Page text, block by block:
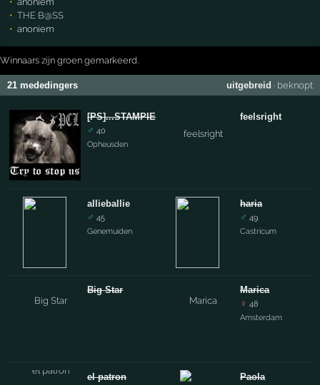
THE B@SS
anoniem
Winnaars zijn groen gemarkeerd.
21 mededingers uitgebreid · beknopt
[PS]...STAMPIE
♂ 40
Opheusden
allieballie
♂ 45
Genemuiden
Big Star
el patron
feelsright
haria
♂ 49
Castricum
Marica
♀ 48
Amsterdam
Paola